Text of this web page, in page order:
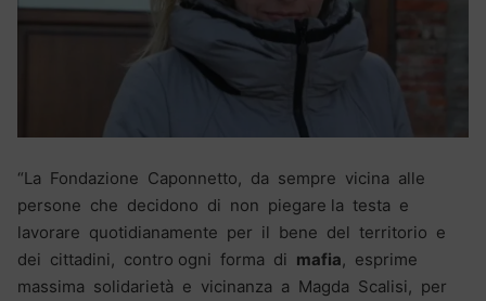
“La Fondazione Caponnetto, da sempre vicina alle
persone che decidono di non piegare la testa e
lavorare quotidianamente per il bene del territorio e
dei cittadini, contro ogni forma di mafia, esprime
massima solidarietà e vicinanza a Magda Scalisi, per